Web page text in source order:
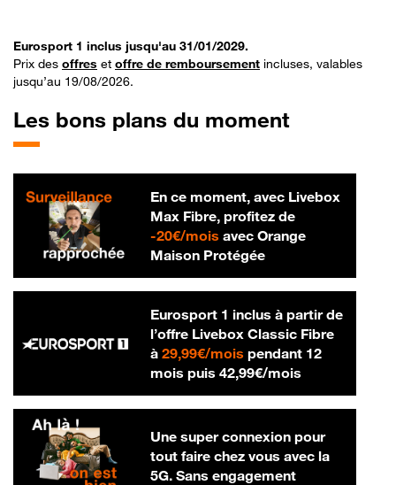
Eurosport 1 inclus jusqu'au 31/01/2029.
Prix des offres et offre de remboursement incluses, valables
jusqu’au 19/08/2026.
Les bons plans du moment
En ce moment, avec Livebox
Max Fibre, profitez de
-20€/mois20 € par mois
avec Orange
Maison Protégée
Eurosport 1 inclus à partir de
l’offre Livebox Classic Fibre
à 29,99€/mois29,99 € par mois
pendant 12
mois puis 42,99€/mois42,99 € par
Une super connexion pour
tout faire chez vous avec la
5G. Sans engagement